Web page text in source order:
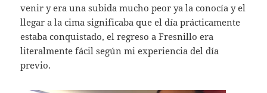
venir y era una subida mucho peor ya la conocía y el
llegar a la cima significaba que el día prácticamente
estaba conquistado, el regreso a Fresnillo era
literalmente fácil según mi experiencia del día
previo.